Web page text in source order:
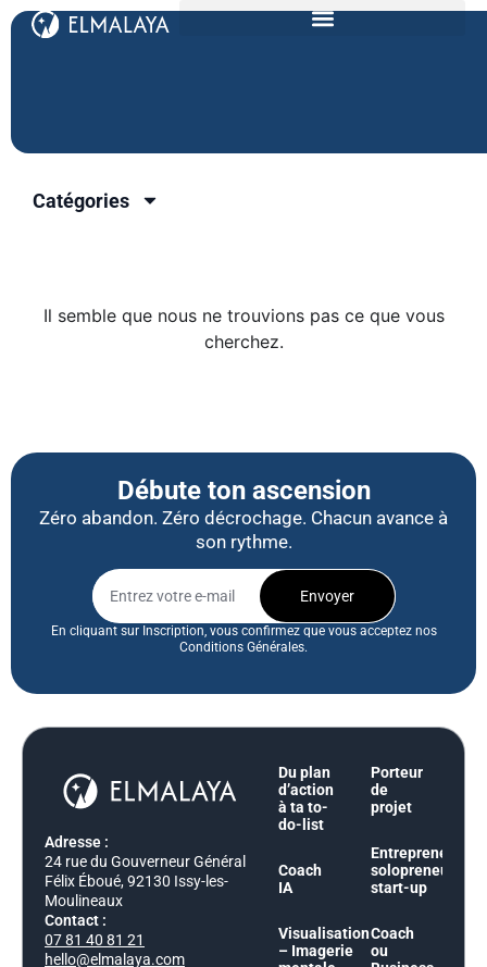
Catégories
Il semble que nous ne trouvions pas ce que vous
cherchez.
Débute ton ascension
Zéro abandon. Zéro décrochage. Chacun avance à
son rythme.
Envoyer
En cliquant sur Inscription, vous confirmez que vous acceptez nos
Conditions Générales.
Adresse :
24 rue du Gouverneur Général
Félix Éboué, 92130 Issy-les-
Moulineaux
Contact :
07 81 40 81 21
hello@elmalaya.com
Du plan
d’action
à ta to-
do-list
Coach
IA
Visualisation
– Imagerie
Porteur
de
projet
Entrepreneur,
solopreneur,
start-up
Coach
ou